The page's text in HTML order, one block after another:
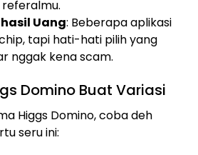
Uang: Beberapa aplikasi
tapi hati-hati pilih yang
nggak kena scam.
Domino Buat Variasi
Higgs Domino, coba deh
seru ini: